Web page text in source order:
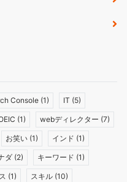
Console (1) IT (5)
(1) webディレクター (7)
お笑い (1) インド (1)
ダ (2) キーワード (1)
(1) スキル (10)